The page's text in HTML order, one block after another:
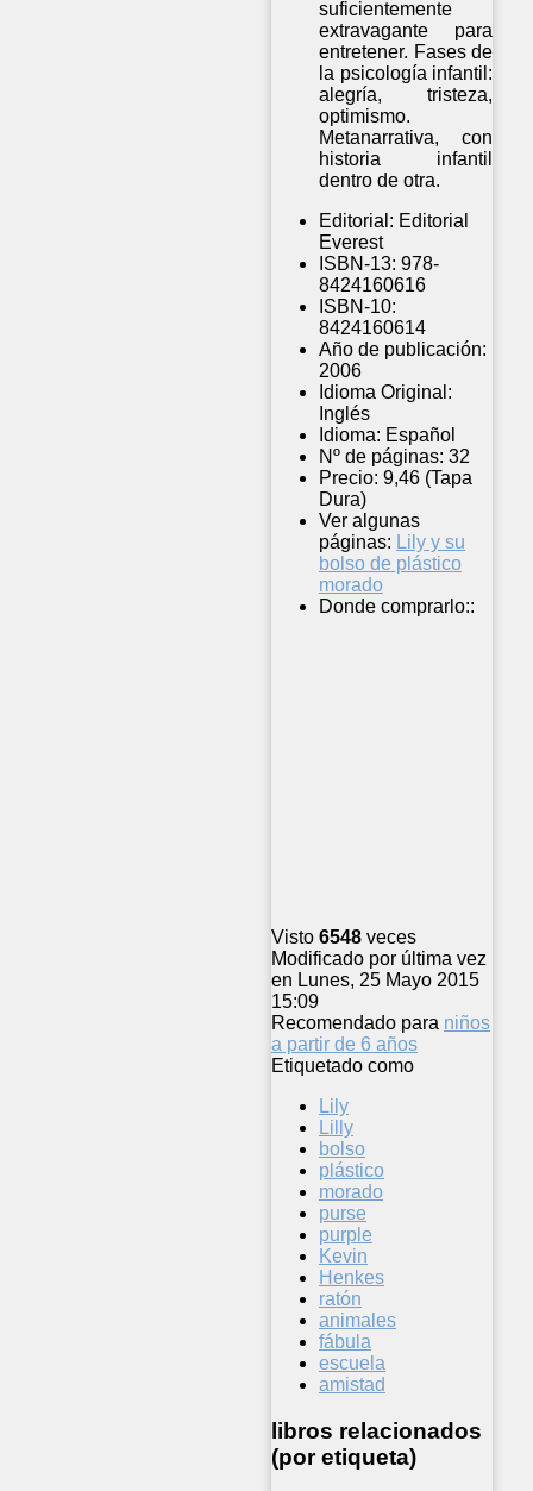
suficientemente
extravagante para
entretener. Fases de
la psicología infantil:
alegría, tristeza,
optimismo.
Metanarrativa, con
historia infantil
dentro de otra.
Editorial: Editorial
Everest
ISBN-13: 978-
8424160616
ISBN-10:
8424160614
Año de publicación:
2006
Idioma Original:
Inglés
Idioma: Español
Nº de páginas: 32
Precio: 9,46 (Tapa
Dura)
Ver algunas
páginas: Lily y su
bolso de plástico
morado
Donde comprarlo::
Visto 6548 veces
Modificado por última vez
en Lunes, 25 Mayo 2015
15:09
Recomendado para niños
a partir de 6 años
Etiquetado como
Lily
Lilly
bolso
plástico
morado
purse
purple
Kevin
Henkes
ratón
animales
fábula
escuela
amistad
libros relacionados
(por etiqueta)